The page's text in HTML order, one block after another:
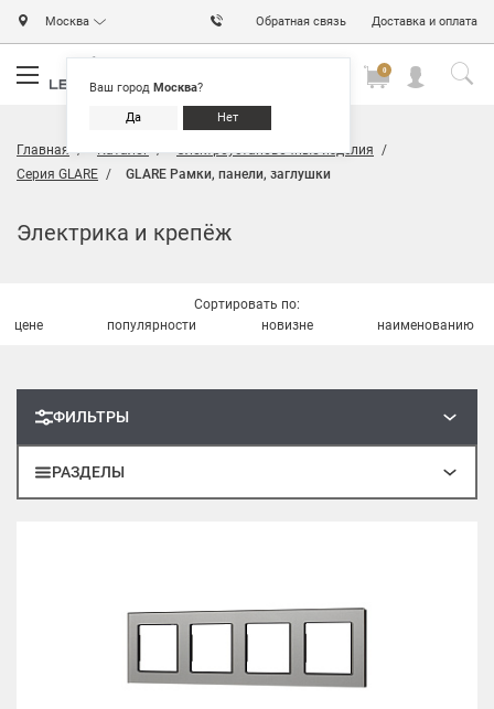
Москва
Ваш город Москва?
Да Нет
Обратная связь Доставка и оплата
0
Главная Каталог
Электроустановочные изделия
Серия GLARE
GLARE Рамки, панели, заглушки
Электрика и крепёж
РАЗДЕЛЫ
ФИЛЬТРЫ
Сортировать по:
цене
популярности новизне наименованию